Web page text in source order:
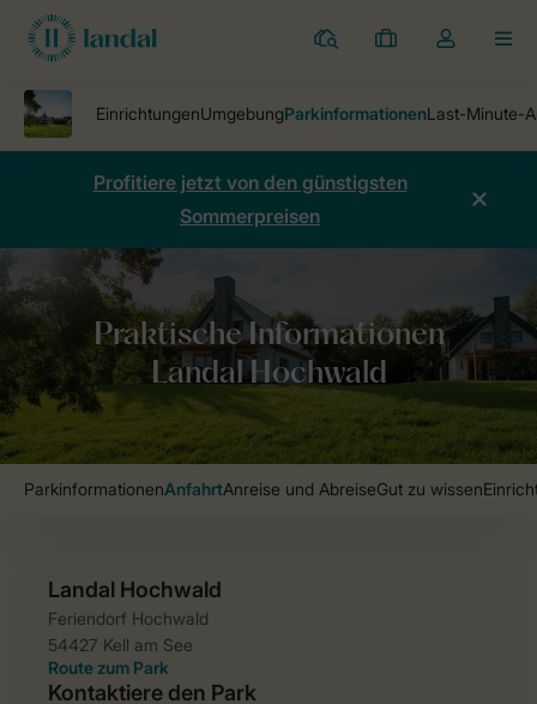
Ferienparks
Meine
Dropdown-
öffnen
Profitiere jetzt von den günstigsten
Sommerpreisen